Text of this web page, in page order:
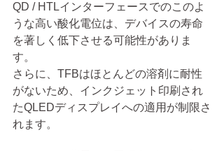
QD / HTLインターフェースでのこのよ
うな高い酸化電位は、デバイスの寿命
を著しく低下させる可能性がありま
す。
さらに、TFBはほとんどの溶剤に耐性
がないため、インクジェット印刷され
たQLEDディスプレイへの適用が制限さ
れます。